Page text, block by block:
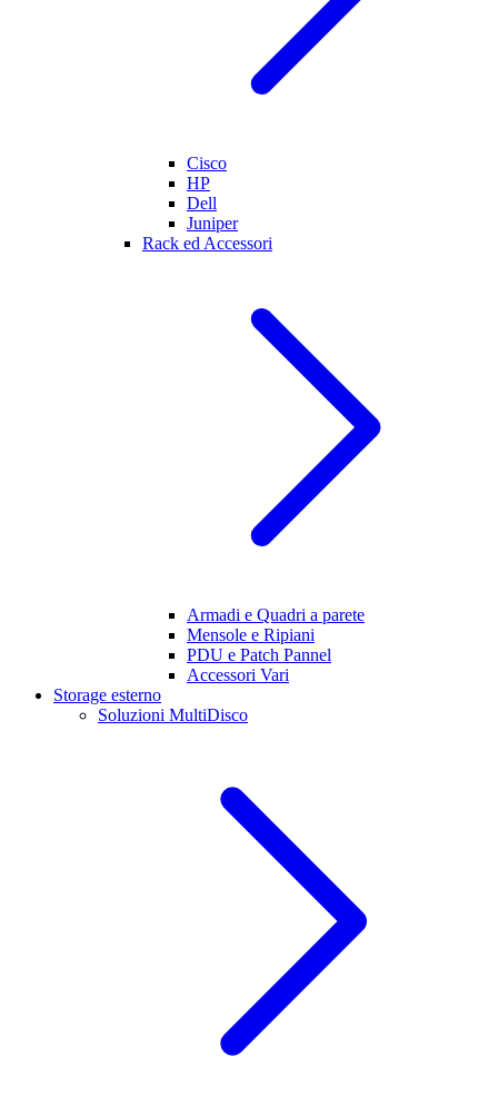
Cisco
HP
Dell
Juniper
Rack ed Accessori
Armadi e Quadri a parete
Mensole e Ripiani
PDU e Patch Pannel
Accessori Vari
Storage esterno
Soluzioni MultiDisco